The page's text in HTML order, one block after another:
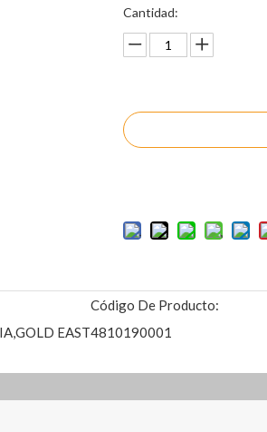
Cantidad:
EAST
Código De Producto:
4810190001